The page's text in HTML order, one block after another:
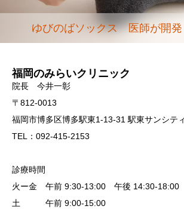
ゆびのばソックス 医師が開発
福岡のみらいクリニック
院長 今井一彰
〒812-0013
福岡市博多区博多駅東1-13-31 駅東サンシテ
TEL：092-415-2153
診療時間
火ー金 午前 9:30-13:00 午後 14:30-18:00
土 午前 9:00-15:00